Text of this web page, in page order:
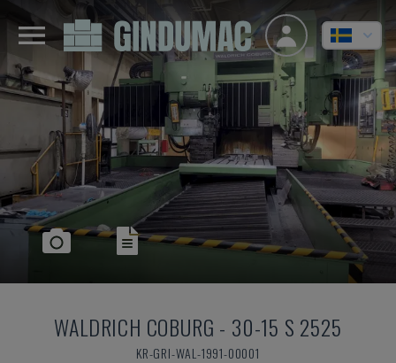
WALDRICH COBURG - 30-15 S 2525
KR-GRI-WAL-1991-00001